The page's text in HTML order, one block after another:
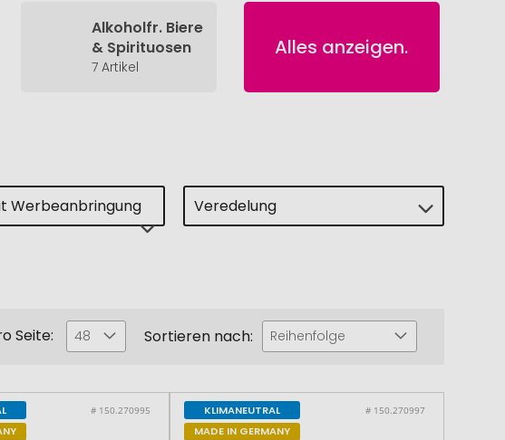
Alkoholfr. Biere
& Spirituosen
7 Artikel
Alles anzeigen.
Werbeanbringung Veredelung
Seite: 48 Sortieren nach: Reihenfolge
# 150.270995
KLIMANEUTRAL
MADE IN GERMANY
# 150.270997